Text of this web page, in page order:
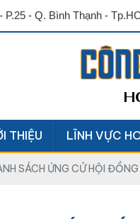
P.25 - Q. Bình Thạnh -
THIỆU LĨNH VỰC
SÁCH ỨNG CỬ HỘI